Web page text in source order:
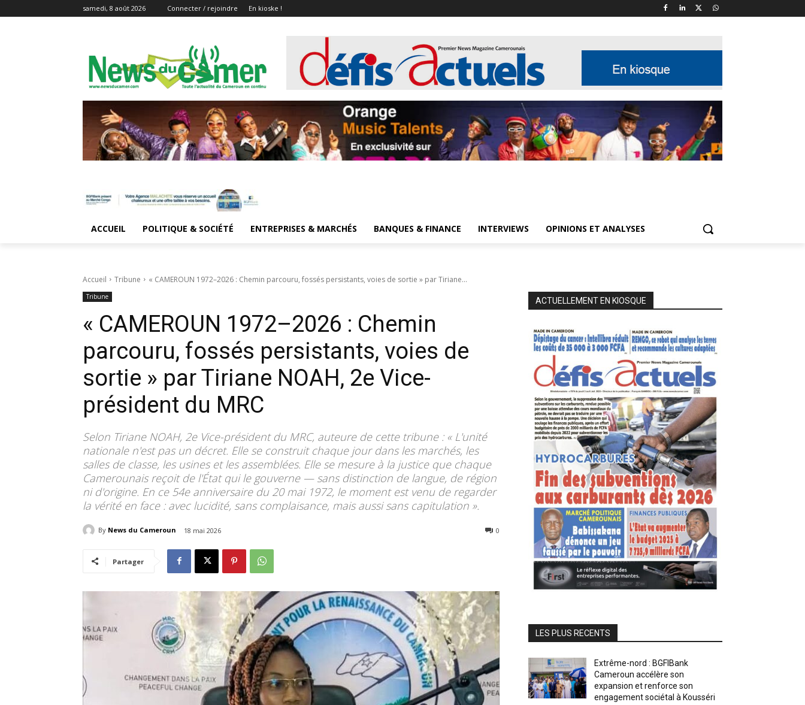
samedi, 8 août 2026 Connecter / rejoindre En kioske !
ACCUEIL POLITIQUE & SOCIÉTÉ ENTREPRISES & MARCHÉS BANQUES & FINANCE INTERVIEWS OPINIONS ET ANALYSES
Accueil Tribune « CAMEROUN 1972–2026 : Chemin parcouru, fossés persistants, voies de sortie » par Tiriane...
Tribune
« CAMEROUN 1972–2026 : Chemin
parcouru, fossés persistants, voies de
sortie » par Tiriane NOAH, 2e Vice-
président du MRC
Selon Tiriane NOAH, 2e Vice-président du MRC, auteure de cette tribune : « L'unité
nationale n'est pas un décret. Elle se construit chaque jour dans les marchés, les
salles de classe, les usines et les assemblées. Elle se mesure à la justice que chaque
Camerounais reçoit de l'État qui le gouverne — sans distinction de langue, de région
ni d'origine. En ce 54e anniversaire du 20 mai 1972, le moment est venu de regarder
la vérité en face : avec lucidité, sans complaisance, mais aussi sans capitulation ».
By News du Cameroun 18 mai 2026 0
Partager
ACTUELLEMENT EN KIOSQUE
LES PLUS RECENTS
Extrême-nord : BGFIBank
Cameroun accélère son
expansion et renforce son
engagement sociétal à Kousséri